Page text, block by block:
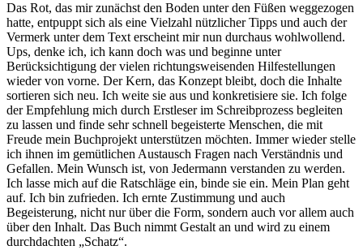
Das Rot, das mir zunächst den Boden unter den Füßen weggezogen
hatte, entpuppt sich als eine Vielzahl nützlicher Tipps und auch der
Vermerk unter dem Text erscheint mir nun durchaus wohlwollend.
Ups, denke ich, ich kann doch was und beginne unter
Berücksichtigung der vielen richtungsweisenden Hilfestellungen
wieder von vorne. Der Kern, das Konzept bleibt, doch die Inhalte
sortieren sich neu. Ich weite sie aus und konkretisiere sie. Ich folge
der Empfehlung mich durch Erstleser im Schreibprozess begleiten
zu lassen und finde sehr schnell begeisterte Menschen, die mit
Freude mein Buchprojekt unterstützen möchten. Immer wieder stelle
ich ihnen im gemütlichen Austausch Fragen nach Verständnis und
Gefallen. Mein Wunsch ist, von Jedermann verstanden zu werden.
Ich lasse mich auf die Ratschläge ein, binde sie ein. Mein Plan geht
auf. Ich bin zufrieden. Ich ernte Zustimmung und auch
Begeisterung, nicht nur über die Form, sondern auch vor allem auch
über den Inhalt. Das Buch nimmt Gestalt an und wird zu einem
durchdachten „Schatz“.